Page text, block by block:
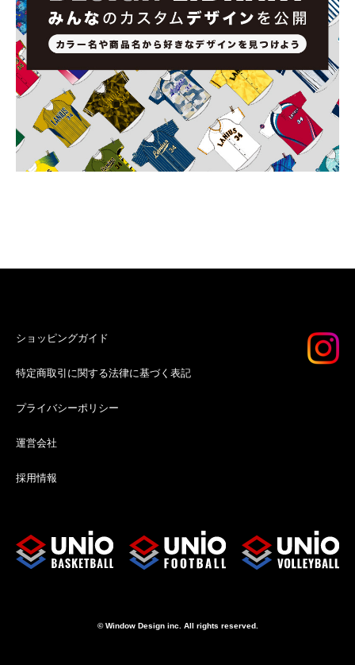
ショッピングガイド
特定商取引に関する法律に基づく表記
プライバシーポリシー
運営会社
採用情報
© Window Design inc. All rights reserved.